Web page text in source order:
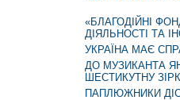
«БЛАГОДІЙНІ
ДІЯЛЬНОСТІ ТА
УКРАЇНА МАЄ
ДО МУЗИКАНТА
ШЕСТИКУТНУ
ПАПЛЮЖНИКИ